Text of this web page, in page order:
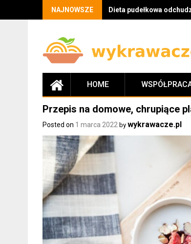
NAJNOWSZE Dieta pudełkowa
HOME
Przepis na domowe, chrupiące
Posted on 1 marca 2022 by wykrawacze.pl